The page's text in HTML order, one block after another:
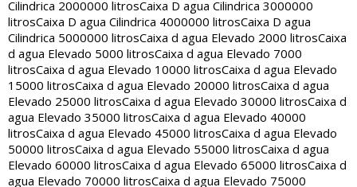
Cilindrica 2000000 litrosCaixa D agua Cilindrica 3000000
litrosCaixa D agua Cilindrica 4000000 litrosCaixa D agua
Cilindrica 5000000 litrosCaixa d agua Elevado 2000 litrosCaixa
d agua Elevado 5000 litrosCaixa d agua Elevado 7000
litrosCaixa d agua Elevado 10000 litrosCaixa d agua Elevado
15000 litrosCaixa d agua Elevado 20000 litrosCaixa d agua
Elevado 25000 litrosCaixa d agua Elevado 30000 litrosCaixa d
agua Elevado 35000 litrosCaixa d agua Elevado 40000
litrosCaixa d agua Elevado 45000 litrosCaixa d agua Elevado
50000 litrosCaixa d agua Elevado 55000 litrosCaixa d agua
Elevado 60000 litrosCaixa d agua Elevado 65000 litrosCaixa d
agua Elevado 70000 litrosCaixa d agua Elevado 75000